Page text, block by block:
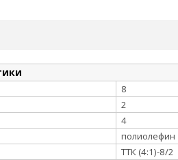
8
2
4
полиолефин
ТТК (4:1)-8/2